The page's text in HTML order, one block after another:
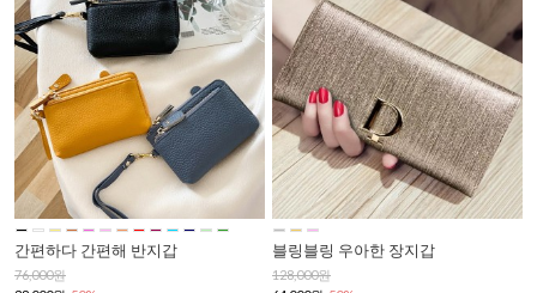
간편하다 간편해 반지갑
76,000원
블링블링 우아한 장지갑
128,000원